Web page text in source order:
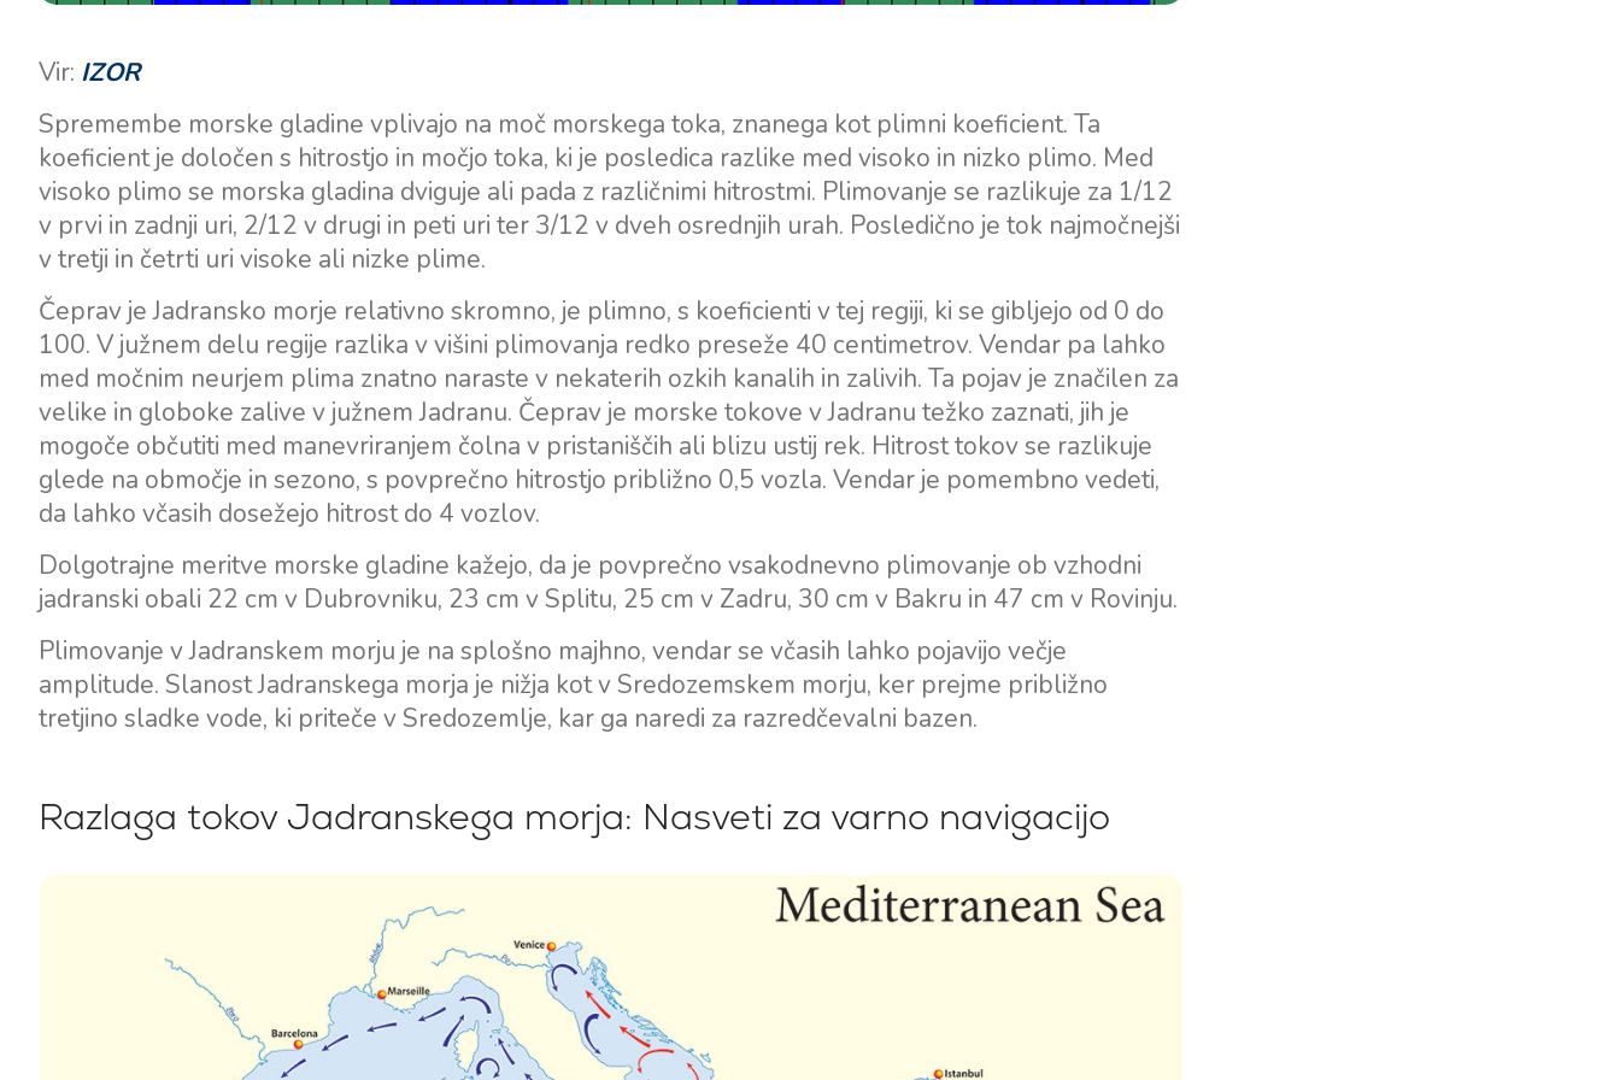
Vir: IZOR
Spremembe morske gladine vplivajo na moč morskega toka, znanega kot plimni koeficient. Ta
koeficient je določen s hitrostjo in močjo toka, ki je posledica razlike med visoko in nizko plimo. Med
visoko plimo se morska gladina dviguje ali pada z različnimi hitrostmi. Plimovanje se razlikuje za 1/12
v prvi in zadnji uri, 2/12 v drugi in peti uri ter 3/12 v dveh osrednjih urah. Posledično je tok najmočnejši
v tretji in četrti uri visoke ali nizke plime.
Čeprav je Jadransko morje relativno skromno, je plimno, s koeficienti v tej regiji, ki se gibljejo od 0 do
100. V južnem delu regije razlika v višini plimovanja redko preseže 40 centimetrov. Vendar pa lahko
med močnim neurjem plima znatno naraste v nekaterih ozkih kanalih in zalivih. Ta pojav je značilen za
velike in globoke zalive v južnem Jadranu. Čeprav je morske tokove v Jadranu težko zaznati, jih je
mogoče občutiti med manevriranjem čolna v pristaniščih ali blizu ustij rek. Hitrost tokov se razlikuje
glede na območje in sezono, s povprečno hitrostjo približno 0,5 vozla. Vendar je pomembno vedeti,
da lahko včasih dosežejo hitrost do 4 vozlov.
Dolgotrajne meritve morske gladine kažejo, da je povprečno vsakodnevno plimovanje ob vzhodni
jadranski obali 22 cm v Dubrovniku, 23 cm v Splitu, 25 cm v Zadru, 30 cm v Bakru in 47 cm v Rovinju.
Plimovanje v Jadranskem morju je na splošno majhno, vendar se včasih lahko pojavijo večje
amplitude. Slanost Jadranskega morja je nižja kot v Sredozemskem morju, ker prejme približno
tretjino sladke vode, ki priteče v Sredozemlje, kar ga naredi za razredčevalni bazen.
Razlaga tokov Jadranskega morja: Nasveti za varno navigacijo